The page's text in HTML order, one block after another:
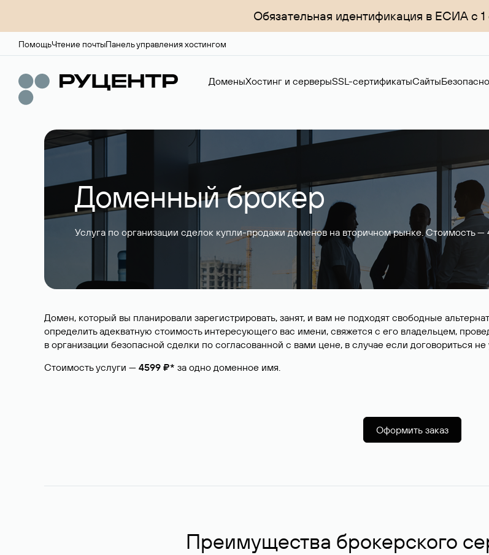
Обязательная идентификация в ЕСИА с
ПомощьЧтение почтыПанель управления хостингом
ДоменыХостинг и серверыSSL-сертификатыСайты
Доменный брокер
Услуга по организации сделок купли-продажи доменов на вторичном рынке. Стоимость —
Домен, который вы планировали зарегистрировать, занят, и вам не подходят свободные
определить адекватную стоимость интересующего вас имени, свяжется с его владельцем,
в организации безопасной сделки по согласованной с вами цене, в случае если договориться
Стоимость услуги — 4599 ₽* за одно доменное имя.
Оформить заказ
Преимущества брокерского